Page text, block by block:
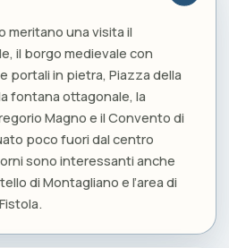
meritano una visita il
il borgo medievale con
portali in pietra, Piazza della
fontana ottagonale, la
Magno e il Convento di
poco fuori dal centro
sono interessanti anche
di Montagliano e l’area di